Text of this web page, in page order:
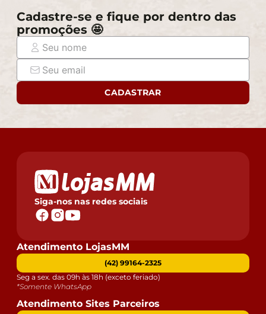
Cadastre-se e fique por dentro das
promoções 🤩
CADASTRAR
Siga-nos nas redes sociais
Atendimento LojasMM
(42) 99164-2325
Seg a sex. das 09h às 18h (exceto feriado)
*Somente WhatsApp
Atendimento Sites Parceiros